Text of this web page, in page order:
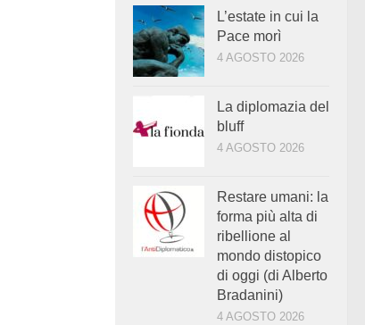
L’estate in cui la
Pace morì
4 AGOSTO 2026
La diplomazia del
bluff
4 AGOSTO 2026
Restare umani: la
forma più alta di
ribellione al
mondo distopico
di oggi (di Alberto
Bradanini)
4 AGOSTO 2026